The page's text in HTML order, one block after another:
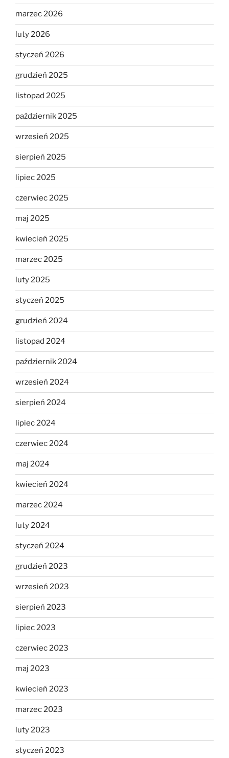
marzec 2026
luty 2026
styczeń 2026
grudzień 2025
listopad 2025
październik 2025
wrzesień 2025
sierpień 2025
lipiec 2025
czerwiec 2025
maj 2025
kwiecień 2025
marzec 2025
luty 2025
styczeń 2025
grudzień 2024
listopad 2024
październik 2024
wrzesień 2024
sierpień 2024
lipiec 2024
czerwiec 2024
maj 2024
kwiecień 2024
marzec 2024
luty 2024
styczeń 2024
grudzień 2023
wrzesień 2023
sierpień 2023
lipiec 2023
czerwiec 2023
maj 2023
kwiecień 2023
marzec 2023
luty 2023
styczeń 2023